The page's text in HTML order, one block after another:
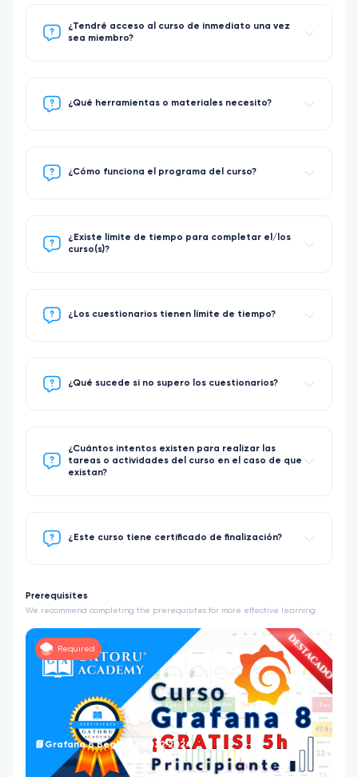
¿Tendré acceso al curso de inmediato una vez
sea miembro?
¿Qué herramientas o materiales necesito?
¿Cómo funciona el programa del curso?
¿Existe límite de tiempo para completar el/los
curso(s)?
¿Los cuestionarios tienen límite de tiempo?
¿Qué sucede si no supero los cuestionarios?
¿Cuántos intentos existen para realizar las
tareas o actividades del curso en el caso de que
existan?
¿Este curso tiene certificado de finalización?
Prerequisites
We recommend completing the prerequisites for more effective learning.
Required
📘Grafana 8 Beginner 2022 2024